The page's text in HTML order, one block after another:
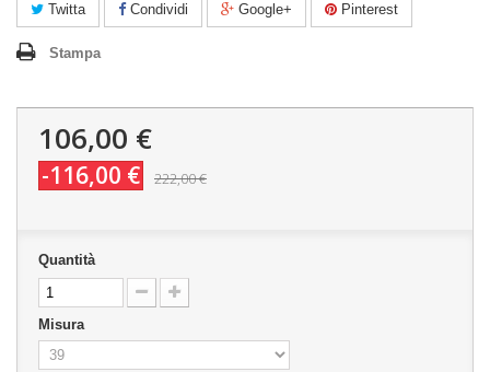
Twitta Condividi Google+ Pinterest
Stampa
106,00 €
-116,00 € 222,00 €
Quantità
Misura